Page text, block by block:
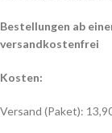
Bestellungen ab
versandkostenfrei
Kosten:
Versand (Paket):